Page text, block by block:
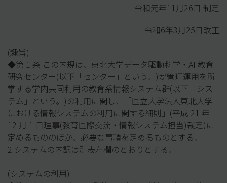
令和元年11月26日 制定
令和6年3月25日改正
(趣旨)
◆第 1 条 この内規は、東北大学データ駆動科学・AI 教育
研究センター(以下「センター」という。)が管理運用を所
掌する学内共同利用の教育系情報システム群(以下「シス
テム」という。)の利用に関し、「国立大学法人東北大学
における情報システムの利用に関する細則」(平成 21 年
12 月 1 日理事(教育国際交流・情報システム担当)裁定)に
定めるもののほか、必要な事項を定めるものとする。
2 システムの内訳は別表左欄のとおりとする。
(システムの利用)